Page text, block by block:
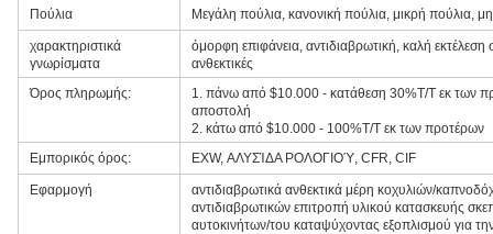
Πούλια Μεγάλη πούλια, κανονική πούλια, μικρή πούλια,
χαρακτηριστικά
γνωρίσματα
όμορφη επιφάνεια, αντιδιαβρωτική, καλή
ανθεκτικές
Όρος πληρωμής:
1. πάνω από $10.000 - κατάθεση 30%T/T εκ των
αποστολή
2. κάτω από $10.000 - 100%T/T εκ των προτέρων
Εμπορικός όρος:
EXW, ΑΛΥΣΊΔΑ ΡΟΛΟΓΙΟΎ, CFR, CIF
Εφαρμογή
αντιδιαβρωτικά ανθεκτικά μέρη κοχυλιών/
αντιδιαβρωτικών επιτροπή υλικού κατασκευής
αυτοκινήτων/του καταψύχοντας εξοπλισμού για